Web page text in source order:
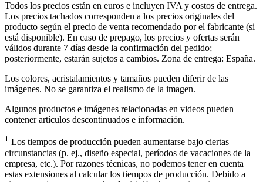
Todos los precios están en euros e incluyen IVA y costos de entrega.
Los precios tachados corresponden a los precios originales del
producto según el precio de venta recomendado por el fabricante (si
está disponible). En caso de prepago, los precios y ofertas serán
válidos durante 7 días desde la confirmación del pedido;
posteriormente, estarán sujetos a cambios. Zona de entrega: España.
Los colores, acristalamientos y tamaños pueden diferir de las
imágenes. No se garantiza el realismo de la imagen.
Algunos productos e imágenes relacionadas en videos pueden
contener artículos descontinuados e información.
1 Los tiempos de producción pueden aumentarse bajo ciertas
circunstancias (p. ej., diseño especial, períodos de vacaciones de la
empresa, etc.). Por razones técnicas, no podemos tener en cuenta
estas extensiones al calcular los tiempos de producción. Debido a